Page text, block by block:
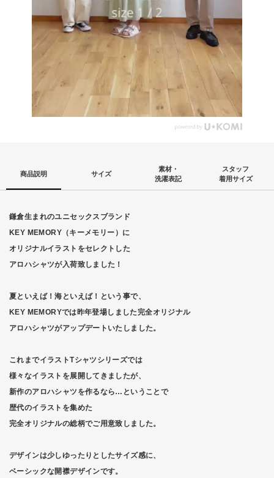
商品説明 サイズ
素材・
洗濯表記
スタッフ
着用サイズ
鎌倉生まれのユニセックスブランド
KEY MEMORY（キーメモリー）に
オリジナルイラストをセレクトした
アロハシャツが入荷致しました！
夏といえば！海といえば！という事で、
KEY MEMORYでは昨年登場しました完全オリジナル
アロハシャツがアップデートいたしました。
これまでイラストTシャツシリーズでは
様々なイラストを展開してきましたが、
新作のアロハシャツを作るなら…ということで
歴代のイラストを集めた
完全オリジナルの総柄でご用意致しました。
デザインは少しゆったりとしたサイズ感に、
ベーシックな開襟デザインです。